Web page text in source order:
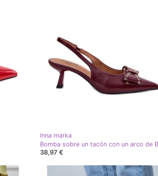
Inna marka
38,97 €